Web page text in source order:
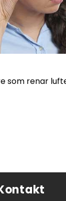
som renar